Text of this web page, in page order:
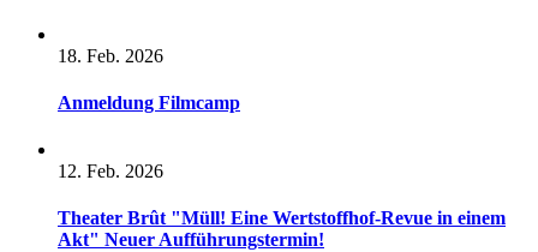
18. Feb. 2026
Anmeldung Filmcamp
12. Feb. 2026
Theater Brût "Müll! Eine Wertstoffhof-Revue in einem
Akt" Neuer Aufführungstermin!